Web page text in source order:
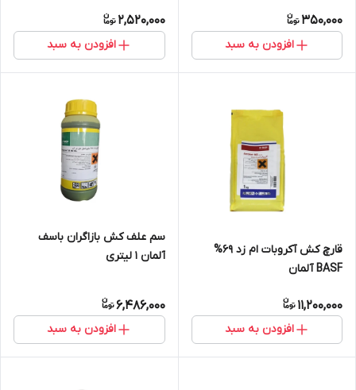
350,000
افزودن به سبد
2,520,000
افزودن به سبد
قارچ کش آکروبات ام زد 69%
BASF آلمان
11,200,000
افزودن به سبد
سم علف کش بازاگران باسف
آلمان ۱ لیتری
6,486,000
افزودن به سبد